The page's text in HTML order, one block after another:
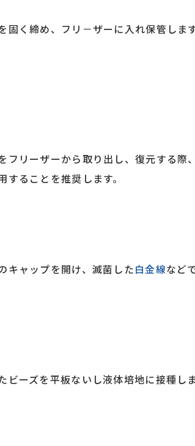
固く締め、フリ－ザーに入れ保管します
フリーザーから取り出し、復元する
することを推奨します。
キャップを開け、滅菌した白金線など
ビーズを平板ないし液体培地に接種しま